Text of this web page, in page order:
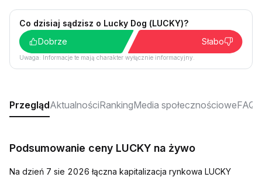
Co dzisiaj sądzisz o Lucky Dog (LUCKY)?
Dobrze
Słabo
Uwaga: Informacje te mają charakter wyłącznie informacyjny.
PrzeglądAktualnościRankingMedia społecznościoweFAQ
Podsumowanie ceny LUCKY na żywo
Na dzień 7 sie 2026 łączna kapitalizacja rynkowa LUCKY